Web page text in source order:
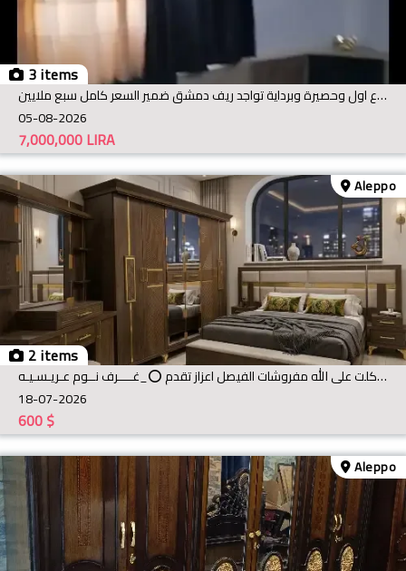
3 items
مجلس قماش شاموا نوع اول واسفتج نوع اول وحصيرة وبرداية تواجد ريف دمشق ضمير السعر كامل سبع ملايين
05-08-2026
LIRA
7,000,000
2 items
Aleppo
بسم الله توكلت على الله مفروشات الفيصل اعزاز تقدم ⭕️_غــــرف نــوم عـريـسـيـه ⭕️
18-07-2026
$
600
Aleppo